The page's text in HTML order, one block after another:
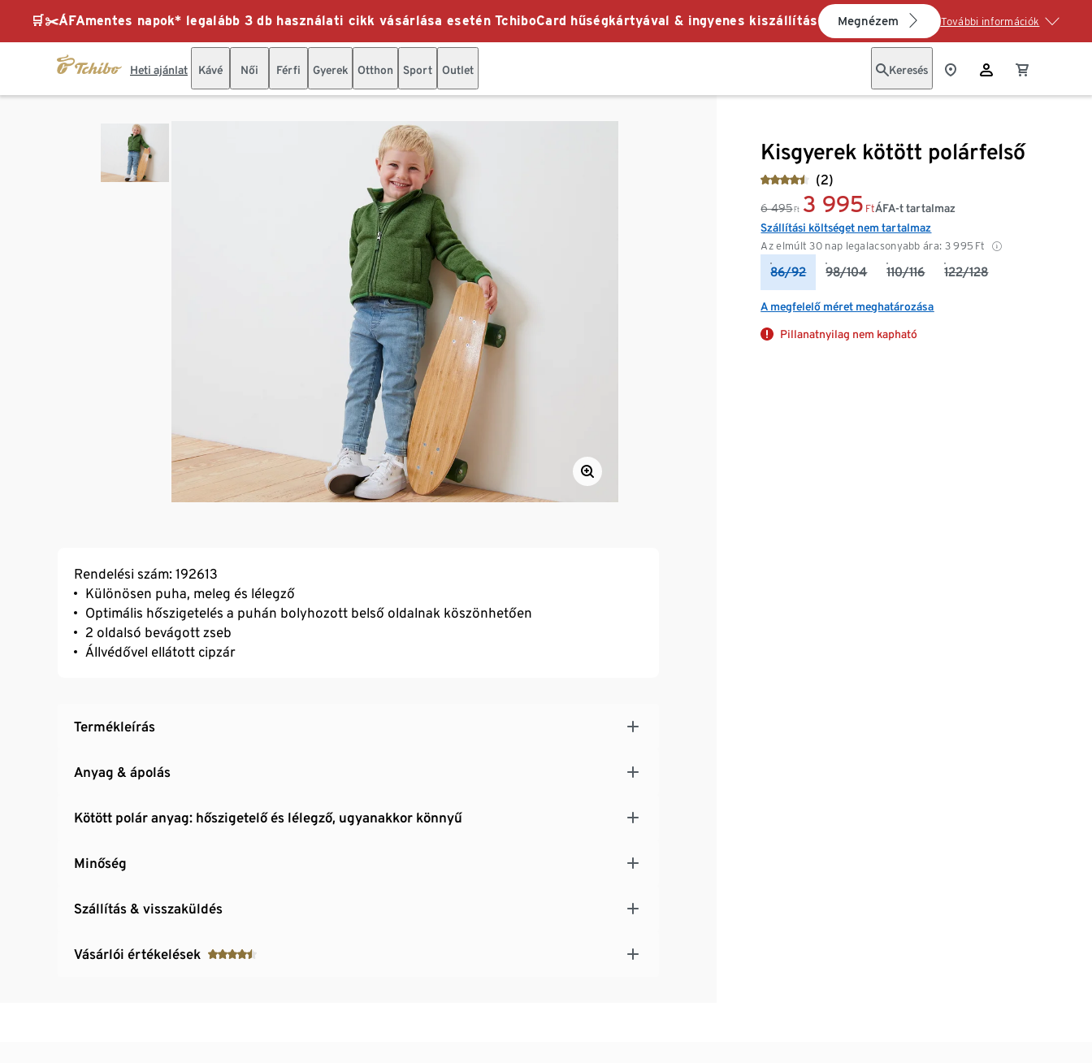
🛒✂️ÁFAmentes napok* legalább 3 db használati cikk vásárlása esetén TchiboCard hűségkártyával & ingyenes kiszállítás Megnézem További információk
Heti ajánlat Kávé Női Férfi Gyerek Otthon Sport Outlet Keresés
Kisgyerek kötött polárfelső
(2)
6 495 Ft 3 995 Ft
Az elmúlt 30 nap legalacsonyabb ára: 3 995 Ft
ÁFA-t tartalmaz
Szállítási költséget nem tartalmaz
86/92 98/104 110/116 122/128
A megfelelő méret meghatározása
Pillanatnyilag nem kapható
Rendelési szám: 192613
Különösen puha, meleg és lélegző
Optimális hőszigetelés a puhán bolyhozott belső oldalnak köszönhetően
2 oldalsó bevágott zseb
Állvédővel ellátott cipzár
Termékleírás
Anyag & ápolás
Kötött polár anyag: hőszigetelő és lélegző, ugyanakkor könnyű
Minőség
Szállítás & visszaküldés
Vásárlói értékelések